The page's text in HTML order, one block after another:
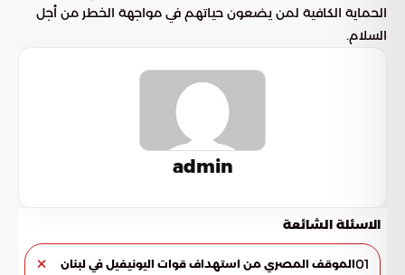
الحماية الكافية لمن يضعون حياتهم في مواجهة الخطر من أجل
السلام.
admin
الاسئلة الشائعة
01الموقف المصري من استهداف قوات اليونيفيل في لبنان